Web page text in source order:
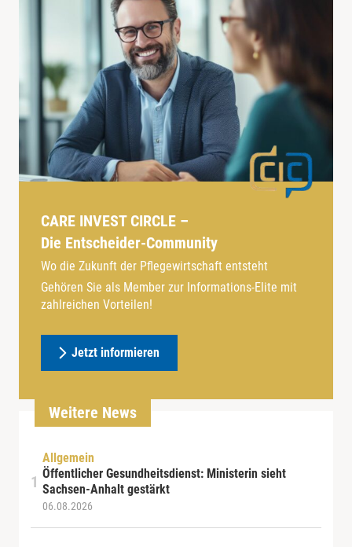
CARE INVEST CIRCLE –
Die Entscheider-Community
Wo die Zukunft der Pflegewirtschaft entsteht
Gehören Sie als Member zur Informations-Elite mit
zahlreichen Vorteilen!
Jetzt informieren
Weitere News
Allgemein
Öffentlicher Gesundheitsdienst: Ministerin sieht
Sachsen-Anhalt gestärkt
06.08.2026